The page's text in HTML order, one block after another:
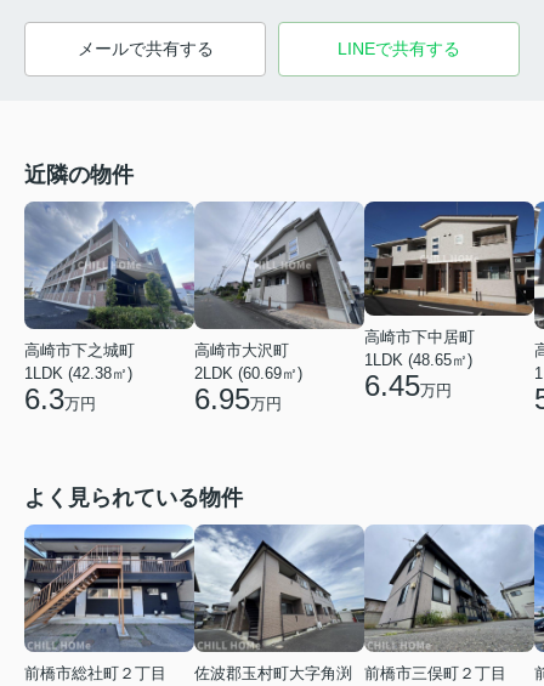
メールで共有する LINEで共有する
近隣の物件
高崎市下之城町
1LDK (42.38㎡)
6.3万円
高崎市大沢町
2LDK (60.69㎡)
6.95万円
高崎市下中居町
1LDK (48.65㎡)
6.45万円
よく見られている物件
前橋市総社町２丁目
佐波郡玉村町大字角渕
前橋市三俣町２丁目